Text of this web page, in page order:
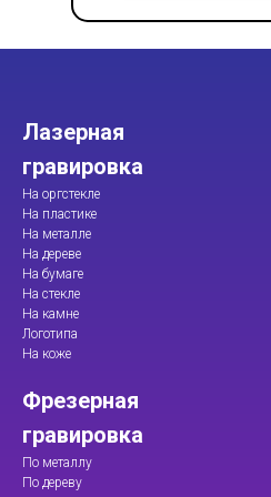
Лазерная
гравировка
На оргстекле
На пластике
На металле
На дереве
На бумаге
На стекле
На камне
Логотипа
На коже
Фрезерная
гравировка
По металлу
По дереву